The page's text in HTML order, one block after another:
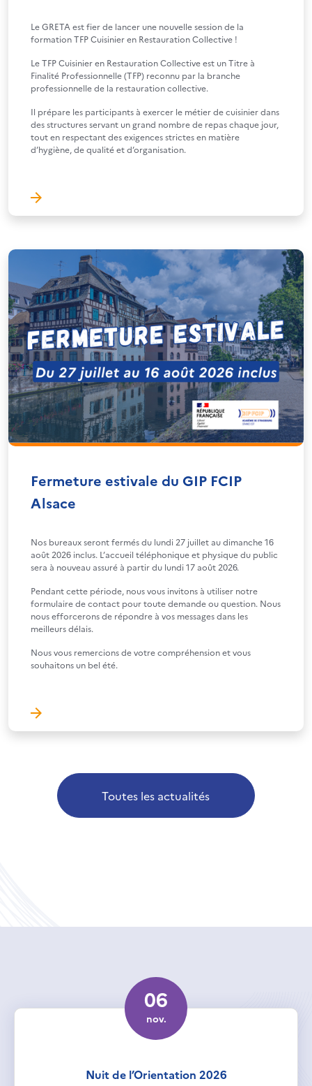
Le GRETA est fier de lancer une nouvelle session de la
formation TFP Cuisinier en Restauration Collective !
Le TFP Cuisinier en Restauration Collective est un Titre à
Finalité Professionnelle (TFP) reconnu par la branche
professionnelle de la restauration collective.
Il prépare les participants à exercer le métier de cuisinier dans
des structures servant un grand nombre de repas chaque jour,
tout en respectant des exigences strictes en matière
d’hygiène, de qualité et d’organisation.
Fermeture estivale du GIP FCIP
Alsace
Nos bureaux seront fermés du lundi 27 juillet au dimanche 16
août 2026 inclus. L’accueil téléphonique et physique du public
sera à nouveau assuré à partir du lundi 17 août 2026.
Pendant cette période, nous vous invitons à utiliser notre
formulaire de contact pour toute demande ou question. Nous
nous efforcerons de répondre à vos messages dans les
meilleurs délais.
Nous vous remercions de votre compréhension et vous
souhaitons un bel été.
Toutes les actualités
06
nov.
Nuit de l’Orientation 2026